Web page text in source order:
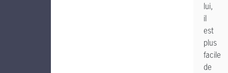
lui,
il
est
plus
facile
de